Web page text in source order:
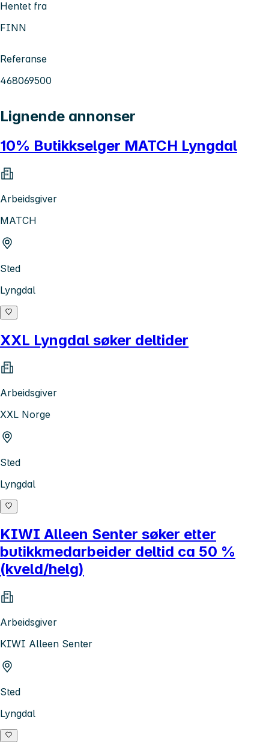
Hentet fra
FINN
Referanse
468069500
Lignende annonser
10% Butikkselger MATCH Lyngdal
Arbeidsgiver
MATCH
Sted
Lyngdal
XXL Lyngdal søker deltider
Arbeidsgiver
XXL Norge
Sted
Lyngdal
KIWI Alleen Senter søker etter
butikkmedarbeider deltid ca 50 %
(kveld/helg)
Arbeidsgiver
KIWI Alleen Senter
Sted
Lyngdal